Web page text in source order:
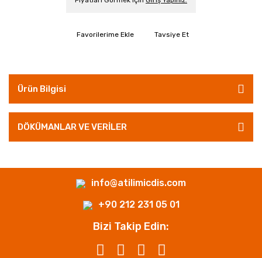
Tavsiye Et
Ürün Bilgisi
DÖKÜMANLAR VE VERİLER
info@atilimicdis.com
+90 212 231 05 01
Bizi Takip Edin: